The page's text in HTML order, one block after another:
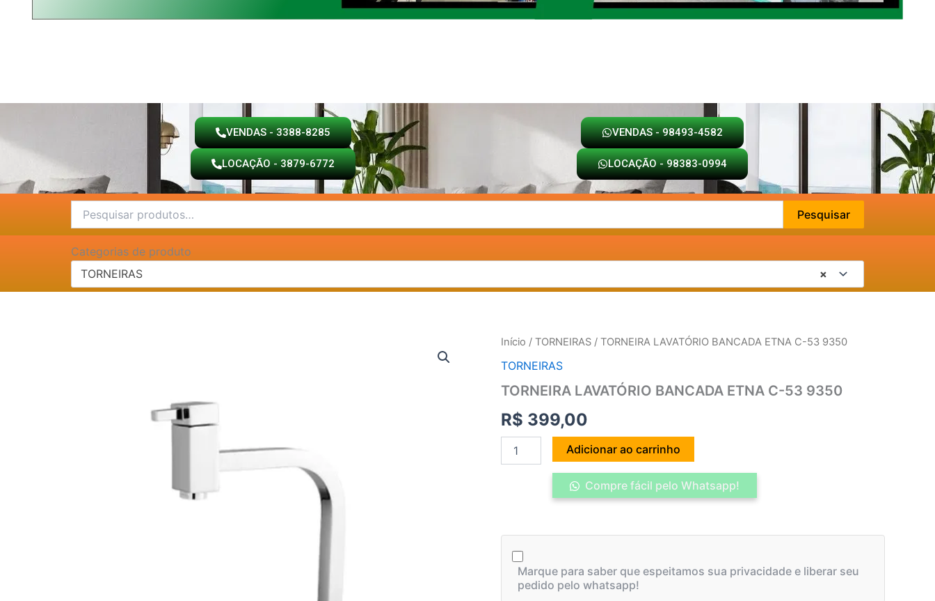
VENDAS - 3388-8285 VENDAS - 98493-4582
LOCAÇÃO - 3879-6772 LOCAÇÃO - 98383-0994
por:
Pesquisar
Categorias de produto
×
TORNEIRAS
Início / TORNEIRAS / TORNEIRA LAVATÓRIO BANCADA ETNA C-53 9350
TORNEIRAS
TORNEIRA LAVATÓRIO BANCADA ETNA C-53 9350
R$ 399,00
TORNEIRA
BANCADA
C-
9350
quantidade
Adicionar ao carrinho
Compre fácil pelo Whatsapp!
Marque para saber que espeitamos sua privacidade e liberar seu
pedido pelo whatsapp!